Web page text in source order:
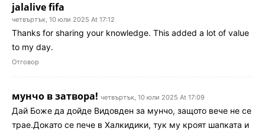
jalalive fifa
четвъртък, 10 юли 2025 At 17:12
Thanks for sharing your knowledge. This added a lot of value
to my day.
Отговор
мунчо в затвора! четвъртък, 10 юли 2025 At 17:09
Дай Боже да дойде Видовден за мунчо, защото вече не се
трае.Докато се пече в Халкидики, тук му кроят шапката и